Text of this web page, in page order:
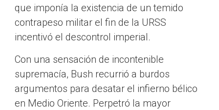
que imponía la existencia de un temido
contrapeso militar el fin de la URSS
incentivó el descontrol imperial.
Con una sensación de incontenible
supremacía, Bush recurrió a burdos
argumentos para desatar el infierno bélico
en Medio Oriente. Perpetró la mayor